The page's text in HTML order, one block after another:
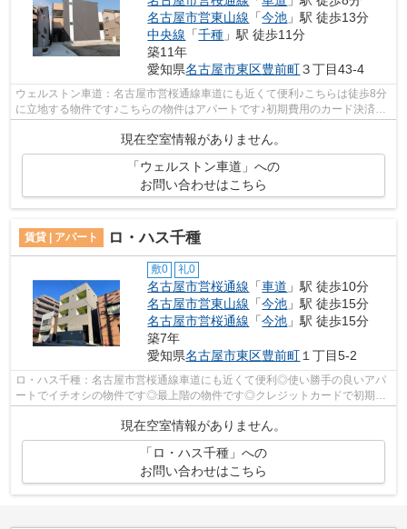
名古屋市営東山線 「今池 」駅 徒歩13分
中央線 「千種 」駅 徒歩11分
築11年
愛知県名古屋市東区豊前町３丁目43-4
ウェルストン車道：名古屋市営桜通線車道にも近くて便利♪こちらは徒歩8分
に立地する物件です♪こちらの物件はアパートです♪初期費用のカード決済が
現在空室情報がありません。
「ウェルストン車道」への
お問い合わせはこちら
賃貸 | アパート ロ・ハス千種
敷0 礼0
名古屋市営桜通線 「車道 」駅 徒歩10分
名古屋市営東山線 「今池 」駅 徒歩15分
名古屋市営桜通線 「今池 」駅 徒歩15分
築7年
愛知県名古屋市東区豊前町 １丁目5-2
ロ・ハス千種：名古屋市営桜通線車道にも近くて便利◎使い勝手の良いアパ
ートでイチオシの物件です◎最上階の物件です◎クレジットカードで初期費
現在空室情報がありません。
「ロ・ハス千種」への
お問い合わせはこちら